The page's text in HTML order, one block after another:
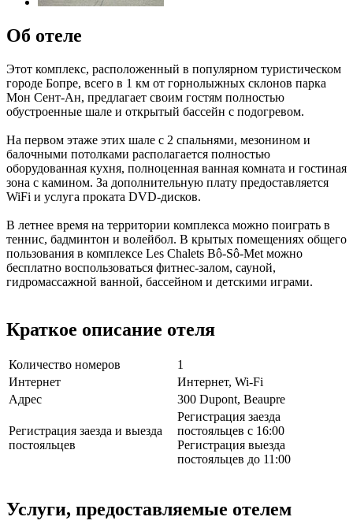
Об отеле
Этот комплекс, расположенный в популярном туристическом
городе Бопре, всего в 1 км от горнолыжных склонов парка
Мон Сент-Ан, предлагает своим гостям полностью
обустроенные шале и открытый бассейн с подогревом.
На первом этаже этих шале с 2 спальнями, мезонином и
балочными потолками располагается полностью
оборудованная кухня, полноценная ванная комната и гостиная
зона с камином. За дополнительную плату предоставляется
WiFi и услуга проката DVD-дисков.
В летнее время на территории комплекса можно поиграть в
теннис, бадминтон и волейбол. В крытых помещениях общего
пользования в комплексе Les Chalets Bô-Sô-Met можно
бесплатно воспользоваться фитнес-залом, сауной,
гидромассажной ванной, бассейном и детскими играми.
Краткое описание отеля
Количество номеров
1
Интернет
Интернет, Wi-Fi
Адрес
300 Dupont, Beaupre
Регистрация заезда и выезда
постояльцев
Регистрация заезда
постояльцев с 16:00
Регистрация выезда
постояльцев до 11:00
Услуги, предоставляемые отелем